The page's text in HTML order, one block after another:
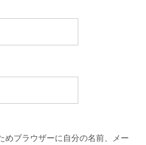
めブラウザーに自分の名前、メー